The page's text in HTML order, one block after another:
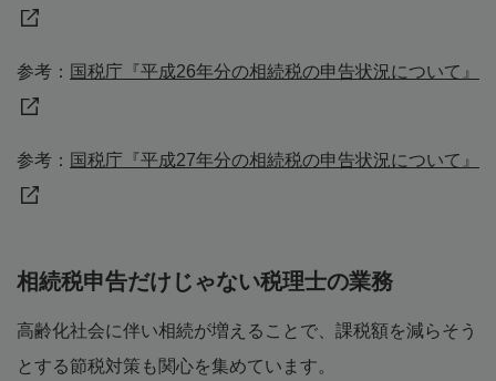
参考： 国税庁『平成26年分の相続税の申告状況について』
参考： 国税庁『平成27年分の相続税の申告状況について』
相続税申告だけじゃない税理士の業務
高齢化社会に伴い相続が増えることで、課税額を減らそう
とする節税対策も関心を集めています。